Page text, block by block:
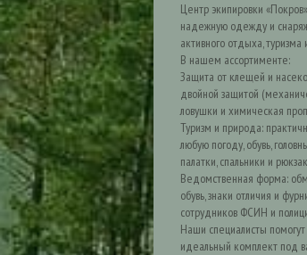
Центр экипировки
надежную одежду и
активного отдыха, туризма
В нашем ассортименте:
Защита от клещей и
двойной защитой
ловушки и химическая
Туризм и природа:
любую погоду, обувь,
палатки, спальники и
Ведомственная форма:
обувь, знаки отличия и
сотрудников ФСИН и
Наши специалисты
идеальный комплект под